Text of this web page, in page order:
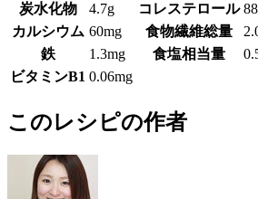
炭水化物
4.7g コレステロール
カルシウム 60mg 食物繊維総量
鉄
1.3mg 食塩相当量
ビタミンB1 0.06mg
このレシピの作者